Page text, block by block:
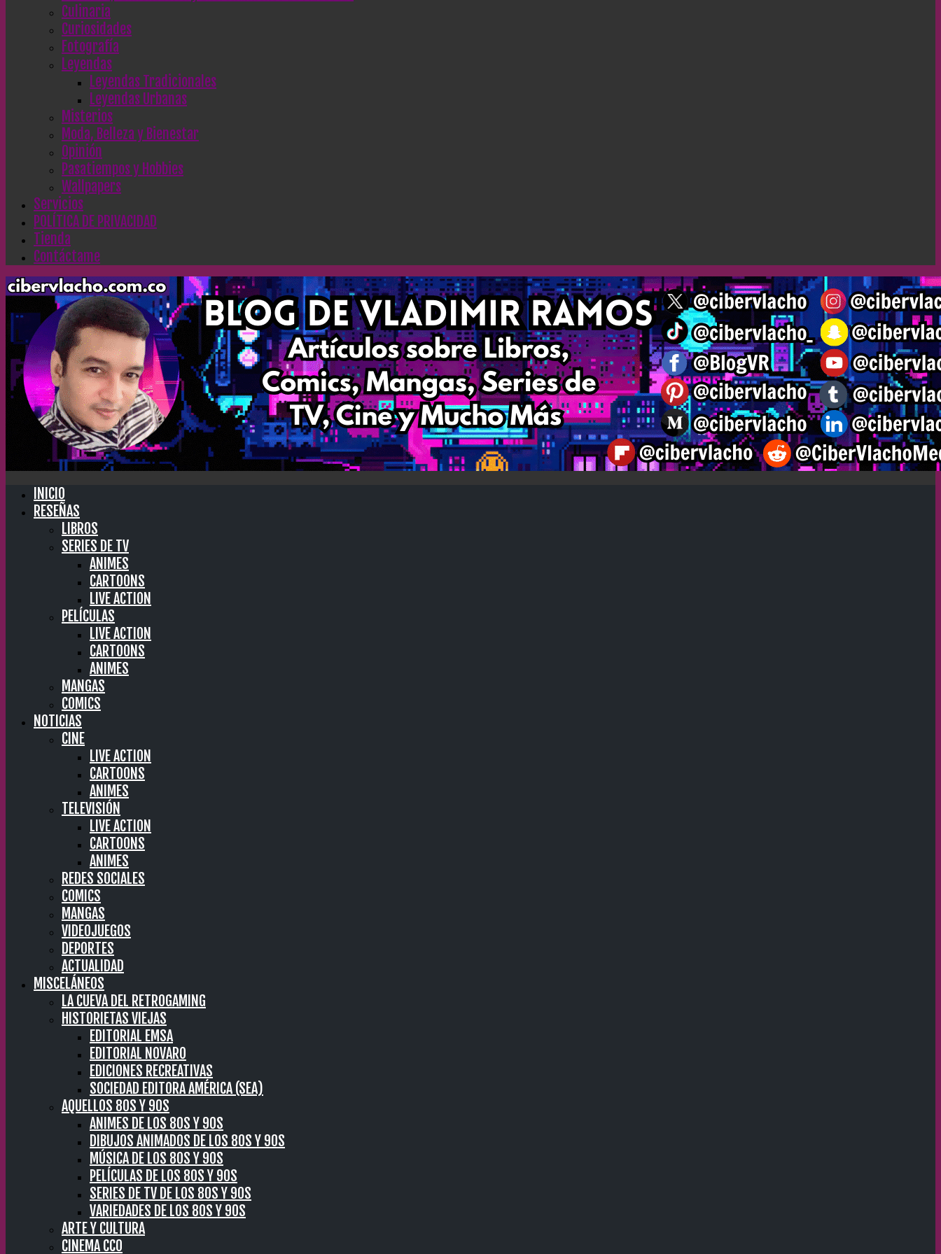
Culinaria
Curiosidades
Fotografía
Leyendas
Leyendas Tradicionales
Leyendas Urbanas
Misterios
Moda, Belleza y Bienestar
Opinión
Pasatiempos y Hobbies
Wallpapers
Servicios
POLÍTICA DE PRIVACIDAD
Tienda
Contáctame
INICIO
RESEÑAS
LIBROS
SERIES DE TV
ANIMES
CARTOONS
LIVE ACTION
PELÍCULAS
LIVE ACTION
CARTOONS
ANIMES
MANGAS
COMICS
NOTICIAS
CINE
LIVE ACTION
CARTOONS
ANIMES
TELEVISIÓN
LIVE ACTION
CARTOONS
ANIMES
REDES SOCIALES
COMICS
MANGAS
VIDEOJUEGOS
DEPORTES
ACTUALIDAD
MISCELÁNEOS
LA CUEVA DEL RETROGAMING
HISTORIETAS VIEJAS
EDITORIAL EMSA
EDITORIAL NOVARO
EDICIONES RECREATIVAS
SOCIEDAD EDITORA AMÉRICA (SEA)
AQUELLOS 80S Y 90S
ANIMES DE LOS 80S Y 90S
DIBUJOS ANIMADOS DE LOS 80S Y 90S
MÚSICA DE LOS 80S Y 90S
PELÍCULAS DE LOS 80S Y 90S
SERIES DE TV DE LOS 80S Y 90S
VARIEDADES DE LOS 80S Y 90S
ARTE Y CULTURA
CINEMA CC0